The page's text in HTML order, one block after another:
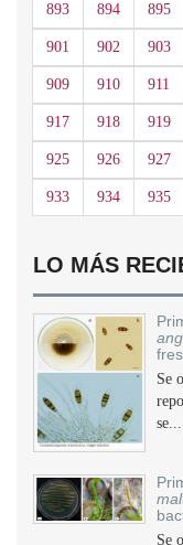
893 894 895
901 902 903
909 910 911
917 918 919
925 926 927
933 934 935
LO MÁS
Se
se...
Se